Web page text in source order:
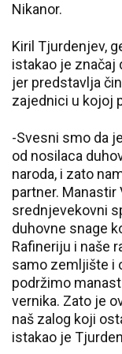
Nikanor.
Kiril Tjurdenjev,
istakao je značaj
jer predstavlja
zajednici u kojoj
-Svesni smo da
od nosilaca
naroda, i zato
partner. Manastir
srednjevekovni
duhovne snage
Rafineriju i naše
samo zemljište i
podržimo
vernika. Zato je
naš zalog koji
istakao je